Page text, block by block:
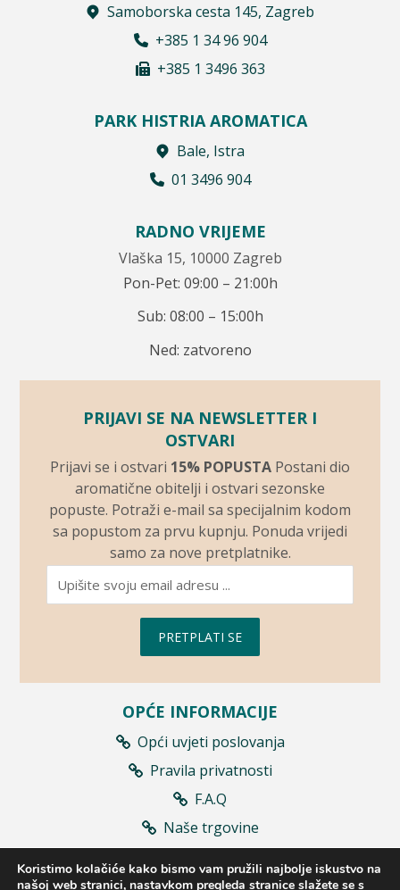
Samoborska cesta 145, Zagreb
+385 1 34 96 904
+385 1 3496 363
PARK HISTRIA AROMATICA
Bale, Istra
01 3496 904
RADNO VRIJEME
Vlaška 15, 10000 Zagreb
Pon-Pet: 09:00 – 21:00h
Sub: 08:00 – 15:00h
Ned: zatvoreno
PRIJAVI SE NA NEWSLETTER I
OSTVARI
Prijavi se i ostvari 15% POPUSTA Postani dio
aromatične obitelji i ostvari sezonske
popuste. Potraži e-mail sa specijalnim kodom
sa popustom za prvu kupnju. Ponuda vrijedi
samo za nove pretplatnike.
PRETPLATI SE
OPĆE INFORMACIJE
Opći uvjeti poslovanja
Pravila privatnosti
F.A.Q
Naše trgovine
Raskid ugovora
Koristimo kolačiće kako bismo vam pružili najbolje iskustvo na
našoj web stranici, nastavkom pregleda stranice slažete se s